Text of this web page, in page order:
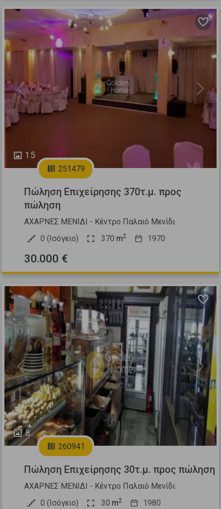
15
Previous Next
251479
Πώληση Επιχείρησης 370τ.μ. προς
πώληση
ΑΧΑΡΝΕΣ ΜΕΝΙΔΙ - Κέντρο Παλαιό Μενίδι
0 (Ισόγειο)
370 m2 1970
30.000 €
8
Previous Next
260941
Πώληση Επιχείρησης 30τ.μ. προς πώληση
ΑΧΑΡΝΕΣ ΜΕΝΙΔΙ - Κέντρο Παλαιό Μενίδι
0 (Ισόγειο)
30 m2 1980